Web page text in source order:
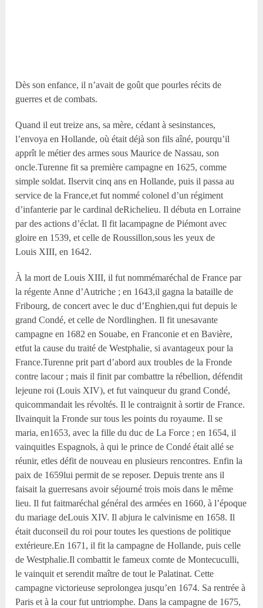
Dès son enfance, il n’avait de goût que pourles récits de
guerres et de combats.
Quand il eut treize ans, sa mère, cédant à sesinstances,
l’envoya en Hollande, où était déjà son fils aîné, pourqu’il
apprît le métier des armes sous Maurice de Nassau, son
oncle.Turenne fit sa première campagne en 1625, comme
simple soldat. Ilservit cinq ans en Hollande, puis il passa au
service de la France,et fut nommé colonel d’un régiment
d’infanterie par le cardinal deRichelieu. Il débuta en Lorraine
par des actions d’éclat. Il fit lacampagne de Piémont avec
gloire en 1539, et celle de Roussillon,sous les yeux de
Louis XIII, en 1642.
À la mort de Louis XIII, il fut nommémaréchal de France par
la régente Anne d’Autriche ; en 1643,il gagna la bataille de
Fribourg, de concert avec le duc d’Enghien,qui fut depuis le
grand Condé, et celle de Nordlinghen. Il fit unesavante
campagne en 1682 en Souabe, en Franconie et en Bavière,
etfut la cause du traité de Westphalie, si avantageux pour la
France.Turenne prit part d’abord aux troubles de la Fronde
contre lacour ; mais il finit par combattre la rébellion, défendit
lejeune roi (Louis XIV), et fut vainqueur du grand Condé,
quicommandait les révoltés. Il le contraignit à sortir de France.
Ilvainquit la Fronde sur tous les points du royaume. Il se
maria, en1653, avec la fille du duc de La Force ; en 1654, il
vainquitles Espagnols, à qui le prince de Condé était allé se
réunir, etles défit de nouveau en plusieurs rencontres. Enfin la
paix de 1659lui permit de se reposer. Depuis trente ans il
faisait la guerresans avoir séjourné trois mois dans le même
lieu. Il fut faitmaréchal général des armées en 1660, à l’époque
du mariage deLouis XIV. Il abjura le calvinisme en 1658. Il
était duconseil du roi pour toutes les questions de politique
extérieure.En 1671, il fit la campagne de Hollande, puis celle
de Westphalie.Il combattit le fameux comte de Montecuculli,
le vainquit et serendit maître de tout le Palatinat. Cette
campagne victorieuse seprolongea jusqu’en 1674. Sa rentrée à
Paris et à la cour fut untriomphe. Dans la campagne de 1675,